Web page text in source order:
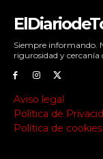
Siempre informando.
rigurosidad y cercanía
Aviso legal
Política de
Política de cookies